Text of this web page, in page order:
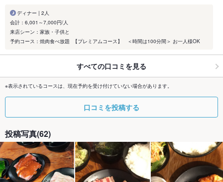
ディナー | 2人
会計：6,001～7,000円/人
来店シーン：家族・子供と
予約コース：焼肉食べ放題 【プレミアムコース】 ＜時間は100分間＞ お一人様OK
すべての口コミを見る
※表示されているコースは、現在予約を受け付けていない場合があります。
口コミを投稿する
投稿写真(62)